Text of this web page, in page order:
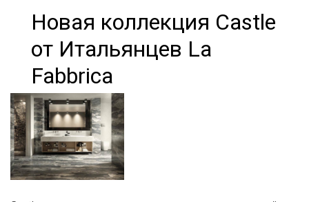
Новая коллекция Castle
от Итальянцев La
Fabbrica